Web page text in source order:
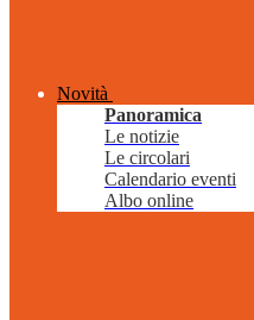
Novità
Panoramica
Le notizie
Le circolari
Calendario eventi
Albo online